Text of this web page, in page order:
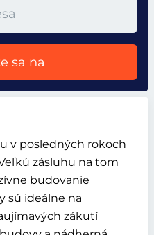
sa na
v posledných rokoch
zásluhu na tom
budovanie
sú ideálne na
zákutí